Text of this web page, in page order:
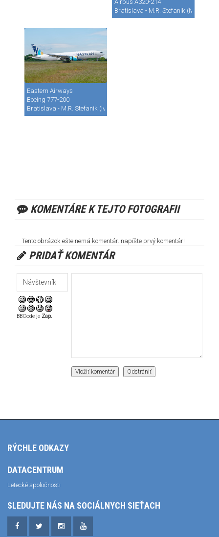
Airbus A320-214
Bratislava - M.R. Stefanik (Ivanka)
Eastern Airways
Boeing 777-200
Bratislava - M.R. Stefanik (Ivanka) (BTS / LZIB)
KOMENTÁRE K TEJTO FOTOGRAFII
Tento obrázok ešte nemá komentár. napíšte prvý komentár!
PRIDAŤ KOMENTÁR
BBCode je Zap.
RÝCHLE ODKAZY
DATACENTRUM
Letecké spoločnosti
SLEDUJTE NÁS NA SOCIÁLNYCH SIEŤACH